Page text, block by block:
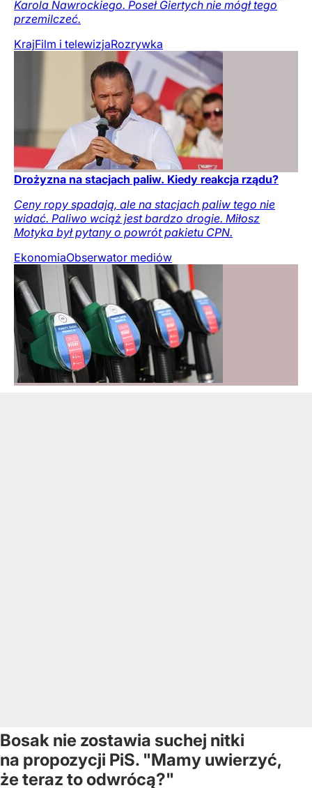
Karola Nawrockiego. Poseł Giertych nie mógł tego
przemilczeć.
KrajFilm i telewizjaRozrywka
Drożyzna na stacjach paliw. Kiedy reakcja rządu?
Ceny ropy spadają, ale na stacjach paliw tego nie
widać. Paliwo wciąż jest bardzo drogie. Miłosz
Motyka był pytany o powrót pakietu CPN.
EkonomiaObserwator mediów
Bosak nie zostawia suchej nitki
na propozycji PiS. "Mamy uwierzyć,
że teraz to odwrócą?"